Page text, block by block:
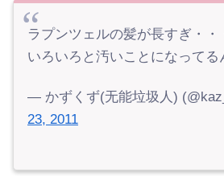
ラプンツェルの髪が長すぎ・・
いろいろと汚いことになってる
— かずくず(无能垃圾人)
23, 2011